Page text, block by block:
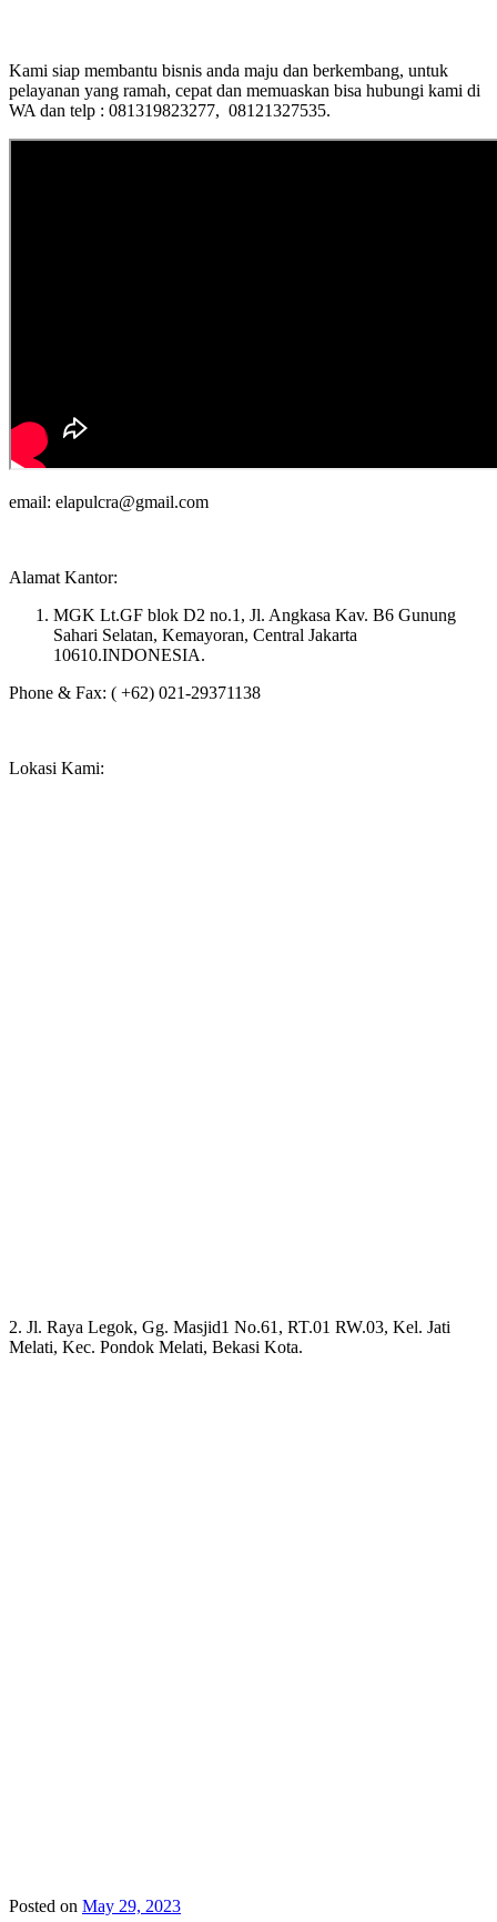
Kami siap membantu bisnis anda maju dan berkembang, untuk
pelayanan yang ramah, cepat dan memuaskan bisa hubungi kami di
WA dan telp : 081319823277, 08121327535.
email: elapulcra@gmail.com
Alamat Kantor:
MGK Lt.GF blok D2 no.1, Jl. Angkasa Kav. B6 Gunung
Sahari Selatan, Kemayoran, Central Jakarta
10610.INDONESIA.
Phone & Fax: ( +62) 021-29371138
Lokasi Kami:
2. Jl. Raya Legok, Gg. Masjid1 No.61, RT.01 RW.03, Kel. Jati
Melati, Kec. Pondok Melati, Bekasi Kota.
Posted on May 29, 2023